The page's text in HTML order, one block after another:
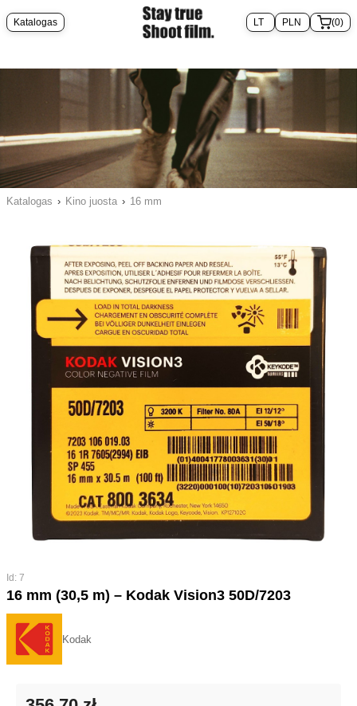
Katalogas (0)
Katalogas › Kino juosta › 16 mm
Id: 7
16 mm (30,5 m) – Kodak Vision3 50D/7203
Kodak